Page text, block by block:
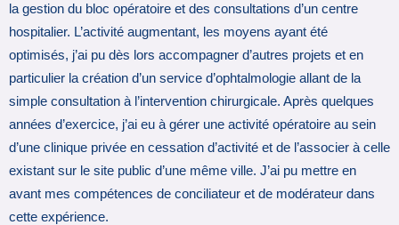
la gestion du bloc opératoire et des consultations d’un centre
hospitalier. L’activité augmentant, les moyens ayant été
optimisés, j’ai pu dès lors accompagner d’autres projets et en
particulier la création d’un service d’ophtalmologie allant de la
simple consultation à l’intervention chirurgicale. Après quelques
années d’exercice, j’ai eu à gérer une activité opératoire au sein
d’une clinique privée en cessation d’activité et de l’associer à celle
existant sur le site public d’une même ville. J’ai pu mettre en
avant mes compétences de conciliateur et de modérateur dans
cette expérience.